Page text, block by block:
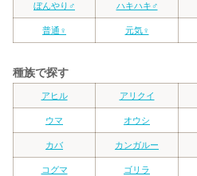
ぼんやり♂ ハキハキ♂
普通♀ 元気♀
種族で探す
アヒル アリクイ
ウマ オウシ
カバ カンガルー
コグマ ゴリラ